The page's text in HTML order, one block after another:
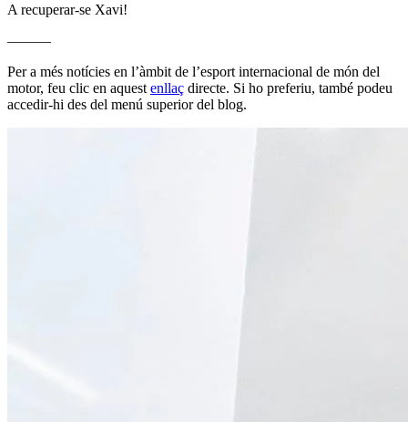
A recuperar-se Xavi!
———
Per a més notícies en l’àmbit de l’esport internacional de món del
motor, feu clic en aquest enllaç directe. Si ho preferiu, també podeu
accedir-hi des del menú superior del blog.